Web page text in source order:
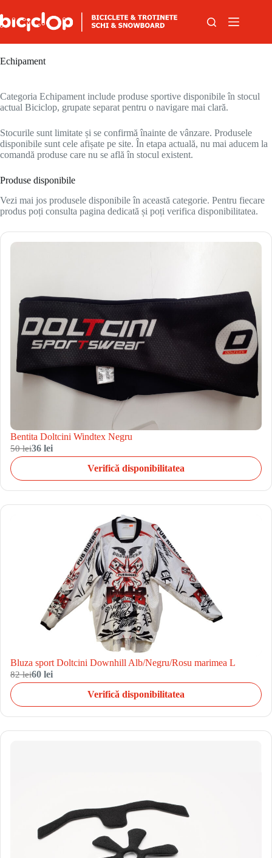
Echipament
Categoria Echipament include produse sportive disponibile în stocul
actual Biciclop, grupate separat pentru o navigare mai clară.
Stocurile sunt limitate și se confirmă înainte de vânzare. Produsele
disponibile sunt cele afișate pe site. În etapa actuală, nu mai aducem la
comandă produse care nu se află în stocul existent.
Produse disponibile
Vezi mai jos produsele disponibile în această categorie. Pentru fiecare
produs poți consulta pagina dedicată și poți verifica disponibilitatea.
Bentita Doltcini Windtex Negru
50 lei36 lei
Verifică disponibilitatea
Bluza sport Doltcini Downhill Alb/Negru/Rosu marimea L
82 lei60 lei
Verifică disponibilitatea